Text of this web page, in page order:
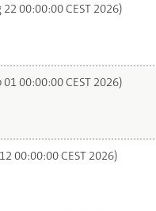
00:00:00 CEST 2026)
00:00:00 CEST 2026)
00:00:00 CEST 2026)